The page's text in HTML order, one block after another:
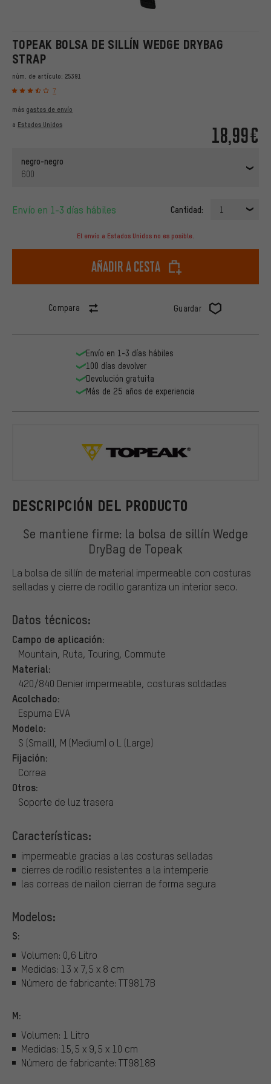
TOPEAK BOLSA DE SILLÍN WEDGE DRYBAG
STRAP
núm. de artículo: 25391
7
18,99€
más gastos de envío
a Estados Unidos
negro-negro
600
Envío en 1-3 días hábiles Cantidad: 1
El envío a Estados Unidos no es posible.
Añadir a cesta
Compara Guardar
DESCRIPCIÓN DEL PRODUCTO
Se mantiene firme: la bolsa de sillín Wedge
DryBag de Topeak
La bolsa de sillín de material impermeable con costuras
selladas y cierre de rodillo garantiza un interior seco.
Datos técnicos:
Campo de aplicación:
Mountain, Ruta, Touring, Commute
Material:
420/840 Denier impermeable, costuras soldadas
Acolchado:
Espuma EVA
Modelo:
S (Small), M (Medium) o L (Large)
Fijación:
Correa
Otros:
Soporte de luz trasera
Características:
impermeable gracias a las costuras selladas
cierres de rodillo resistentes a la intemperie
las correas de nailon cierran de forma segura
Modelos:
S:
Volumen: 0,6 Litro
Medidas: 13 x 7,5 x 8 cm
Número de fabricante: TT9817B
M:
Volumen: 1 Litro
Medidas: 15,5 x 9,5 x 10 cm
Número de fabricante: TT9818B
Envío en 1-3 días hábiles
100 días devolver
Devolución gratuita
Más de 25 años de experiencia